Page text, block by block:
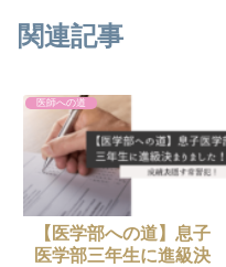
関連記事
医師への道
【医学部への道】息子
医学部三年生に進級決